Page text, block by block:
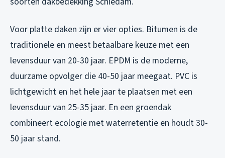
Voor platte daken zijn er vier opties. Bitumen is de
traditionele en meest betaalbare keuze met een
levensduur van 20-30 jaar. EPDM is de moderne,
duurzame opvolger die 40-50 jaar meegaat. PVC is
lichtgewicht en het hele jaar te plaatsen met een
levensduur van 25-35 jaar. En een groendak
combineert ecologie met waterretentie en houdt 30-
50 jaar stand.